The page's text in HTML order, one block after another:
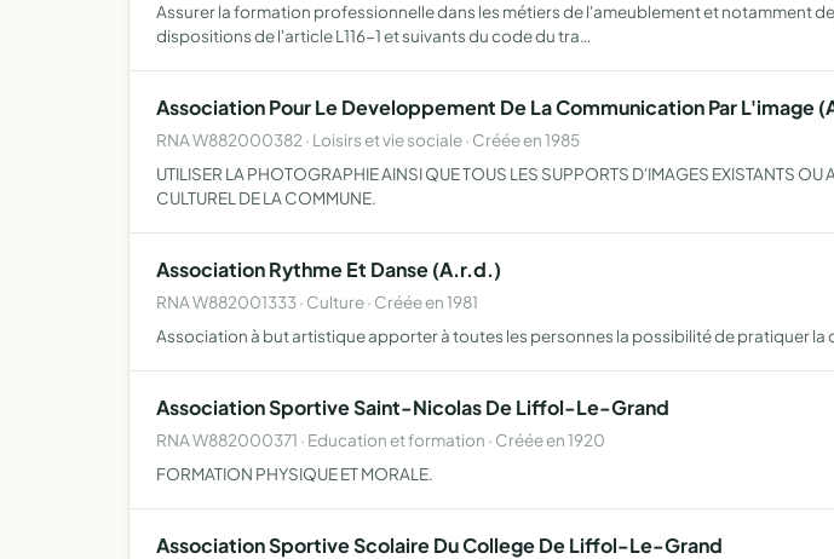
Assurer la formation professionnelle dans les métiers de l'ameublement et notamment
dispositions de l'article L116-1 et suivants du code du tra…
Association Pour Le Developpement De La Communication Par L'image
RNA W882000382 · Loisirs et vie sociale · Créée en 1985
UTILISER LA PHOTOGRAPHIE AINSI QUE TOUS LES SUPPORTS D'IMAGES EXISTANTS
CULTUREL DE LA COMMUNE.
Association Rythme Et Danse (A.r.d.)
RNA W882001333 · Culture · Créée en 1981
Association à but artistique apporter à toutes les personnes la possibilité de pratiquer
Association Sportive Saint-Nicolas De Liffol-Le-Grand
RNA W882000371 · Education et formation · Créée en 1920
FORMATION PHYSIQUE ET MORALE.
Association Sportive Scolaire Du College De Liffol-Le-Grand